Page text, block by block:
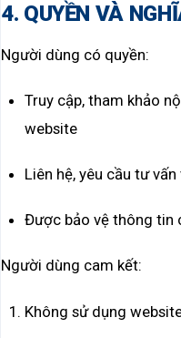
4. QUYỀN VÀ
Người dùng có quyền:
Truy cập, tham khảo
website
Liên hệ, yêu cầu tư
Được bảo vệ thông tin
Người dùng cam kết:
Không sử dụng